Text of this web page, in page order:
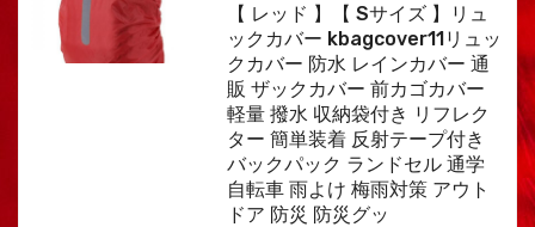
【 レッド 】【 Sサイズ 】リュ
ックカバー kbagcover11リュッ
クカバー 防水 レインカバー 通
販 ザックカバー 前カゴカバー
軽量 撥水 収納袋付き リフレク
ター 簡単装着 反射テープ付き
バックパック ランドセル 通学
自転車 雨よけ 梅雨対策 アウト
ドア 防災 防災グッ